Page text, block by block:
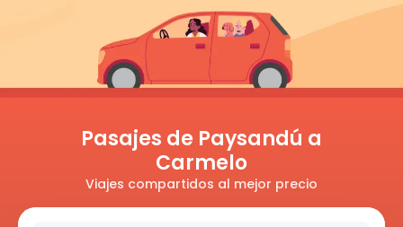
Pasajes de Paysandú a
Carmelo
Viajes compartidos al mejor precio